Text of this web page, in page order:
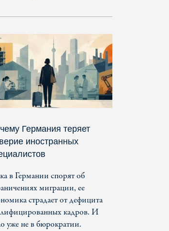
Германия теряет
иностранных
в Германии спорят об
миграции, ее
страдает от дефицита
кадров. И
уже не в бюрократии.